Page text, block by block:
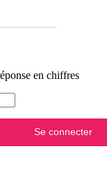
en chiffres